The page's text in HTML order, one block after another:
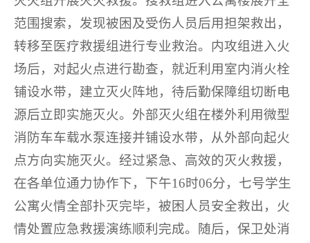
范围搜索，发现被困及受伤人员后用担架救出，
转移至医疗救援组进行专业救治。内攻组进入火
场后，对起火点进行勘查，就近利用室内消火栓
铺设水带，建立灭火阵地，待后勤保障组切断电
源后立即实施灭火。外部灭火组在楼外利用微型
消防车车载水泵连接并铺设水带，从外部向起火
点方向实施灭火。经过紧急、高效的灭火救援，
在各单位通力协作下，下午16时06分，七号学生
公寓火情全部扑灭完毕，被困人员安全救出，火
情处置应急救援演练顺利完成。随后，保卫处消